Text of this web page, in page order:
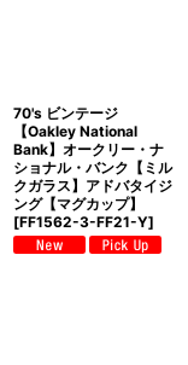
70's ビンテージ
【Oakley National
Bank】オークリー・ナ
ショナル・バンク【ミル
クガラス】アドバタイジ
ング【マグカップ】
[FF1562-3-FF21-Y]